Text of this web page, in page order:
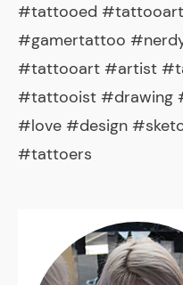
#tattooed
#gamertattoo
#tattooart #artist
#tattooist #drawing
#love #design
#tattoers